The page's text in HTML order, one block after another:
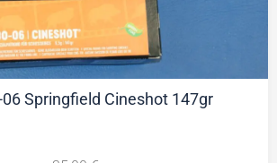
06 Springfield Cineshot 147gr